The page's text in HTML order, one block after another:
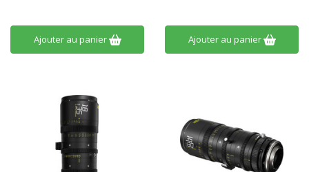
Ajouter au panier Ajouter au panier